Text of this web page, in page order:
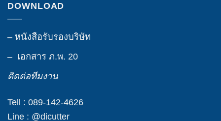
DOWNLOAD
– หนังสือรับรองบริษัท
– เอกสาร ภ.พ. 20
ติดต่อทีมงาน
Tell : 089-142-4626
Line : @dicutter